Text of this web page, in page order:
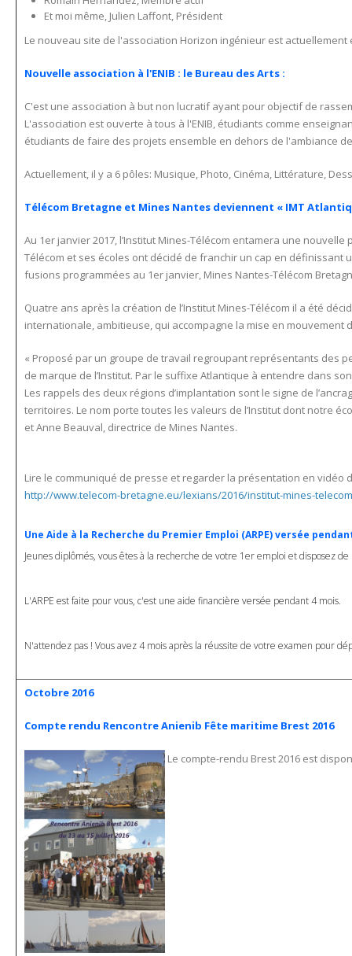
Et moi même, Julien Laffont, Président
Le nouveau site de l'association Horizon ingénieur est
Nouvelle association à l'ENIB : le Bureau des Arts :
C'est une association à but non lucratif ayant pour objectif de
L'association est ouverte à tous à l'ENIB, étudiants comme
étudiants de faire des projets ensemble en dehors de l'ambiance
Actuellement, il y a 6 pôles: Musique, Photo, Cinéma, Littérature,
Télécom Bretagne et Mines Nantes deviennent « IMT
Au 1er janvier 2017, l’Institut Mines-Télécom entamera une
Télécom et ses écoles ont décidé de franchir un cap en définissant
fusions programmées au 1er janvier, Mines Nantes-Télécom
Quatre ans après la création de l’Institut Mines-Télécom il a été
internationale, ambitieuse, qui accompagne la mise en
« Proposé par un groupe de travail regroupant représentants des
de marque de l’Institut. Par le suffixe Atlantique à entendre dans
Les rappels des deux régions d’implantation sont le signe de
territoires. Le nom porte toutes les valeurs de l’Institut dont notre
et Anne Beauval, directrice de Mines Nantes.
Lire le communiqué de presse et regarder la présentation en
http://www.telecom-bretagne.eu/lexians/2016/institut-mines-
Une Aide à la Recherche du Premier Emploi (ARPE) versée
Jeunes diplômés, vous êtes à la recherche de votre 1er emploi et disposez de
L'ARPE est faite pour vous, c'est une aide financière versée pendant 4 mois.
N'attendez pas ! Vous avez 4 mois après la réussite de votre examen pour
Octobre 2016
Compte rendu Rencontre Anienib Fête maritime Brest 2016
Le compte-rendu Brest 2016 est